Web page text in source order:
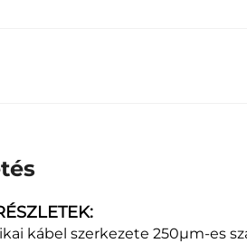
kábel szerkezete 250μm-es